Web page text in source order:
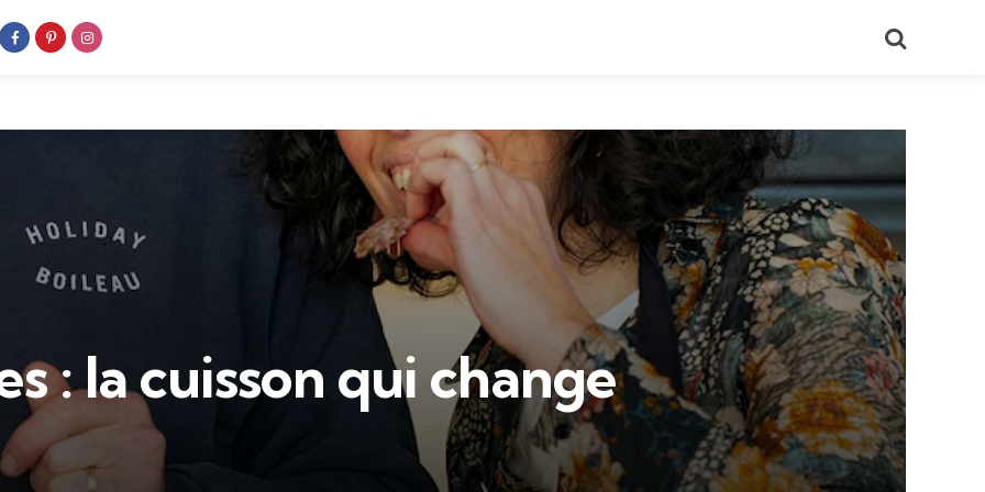
: la cuisson qui change